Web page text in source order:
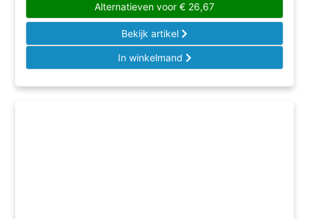
Alternatieven voor € 26,67
Bekijk artikel
In winkelmand